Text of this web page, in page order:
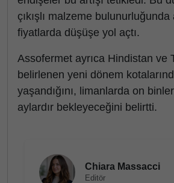
çıkışlı malzeme
fiyatlarda düşüşe yol açtı.
Assofermet ayrıca Hindistan ve
belirlenen yeni dönem
yaşandığını, limanlarda on
aylardır bekleyeceğini belirtti.
Chiara Massacci
Editör